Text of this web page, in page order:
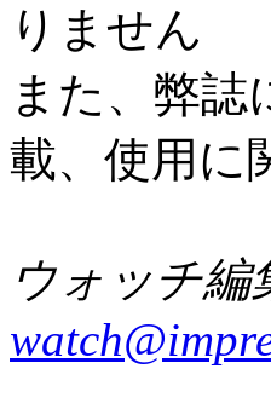
りません
また、弊誌
載、使用に
ウォッチ編